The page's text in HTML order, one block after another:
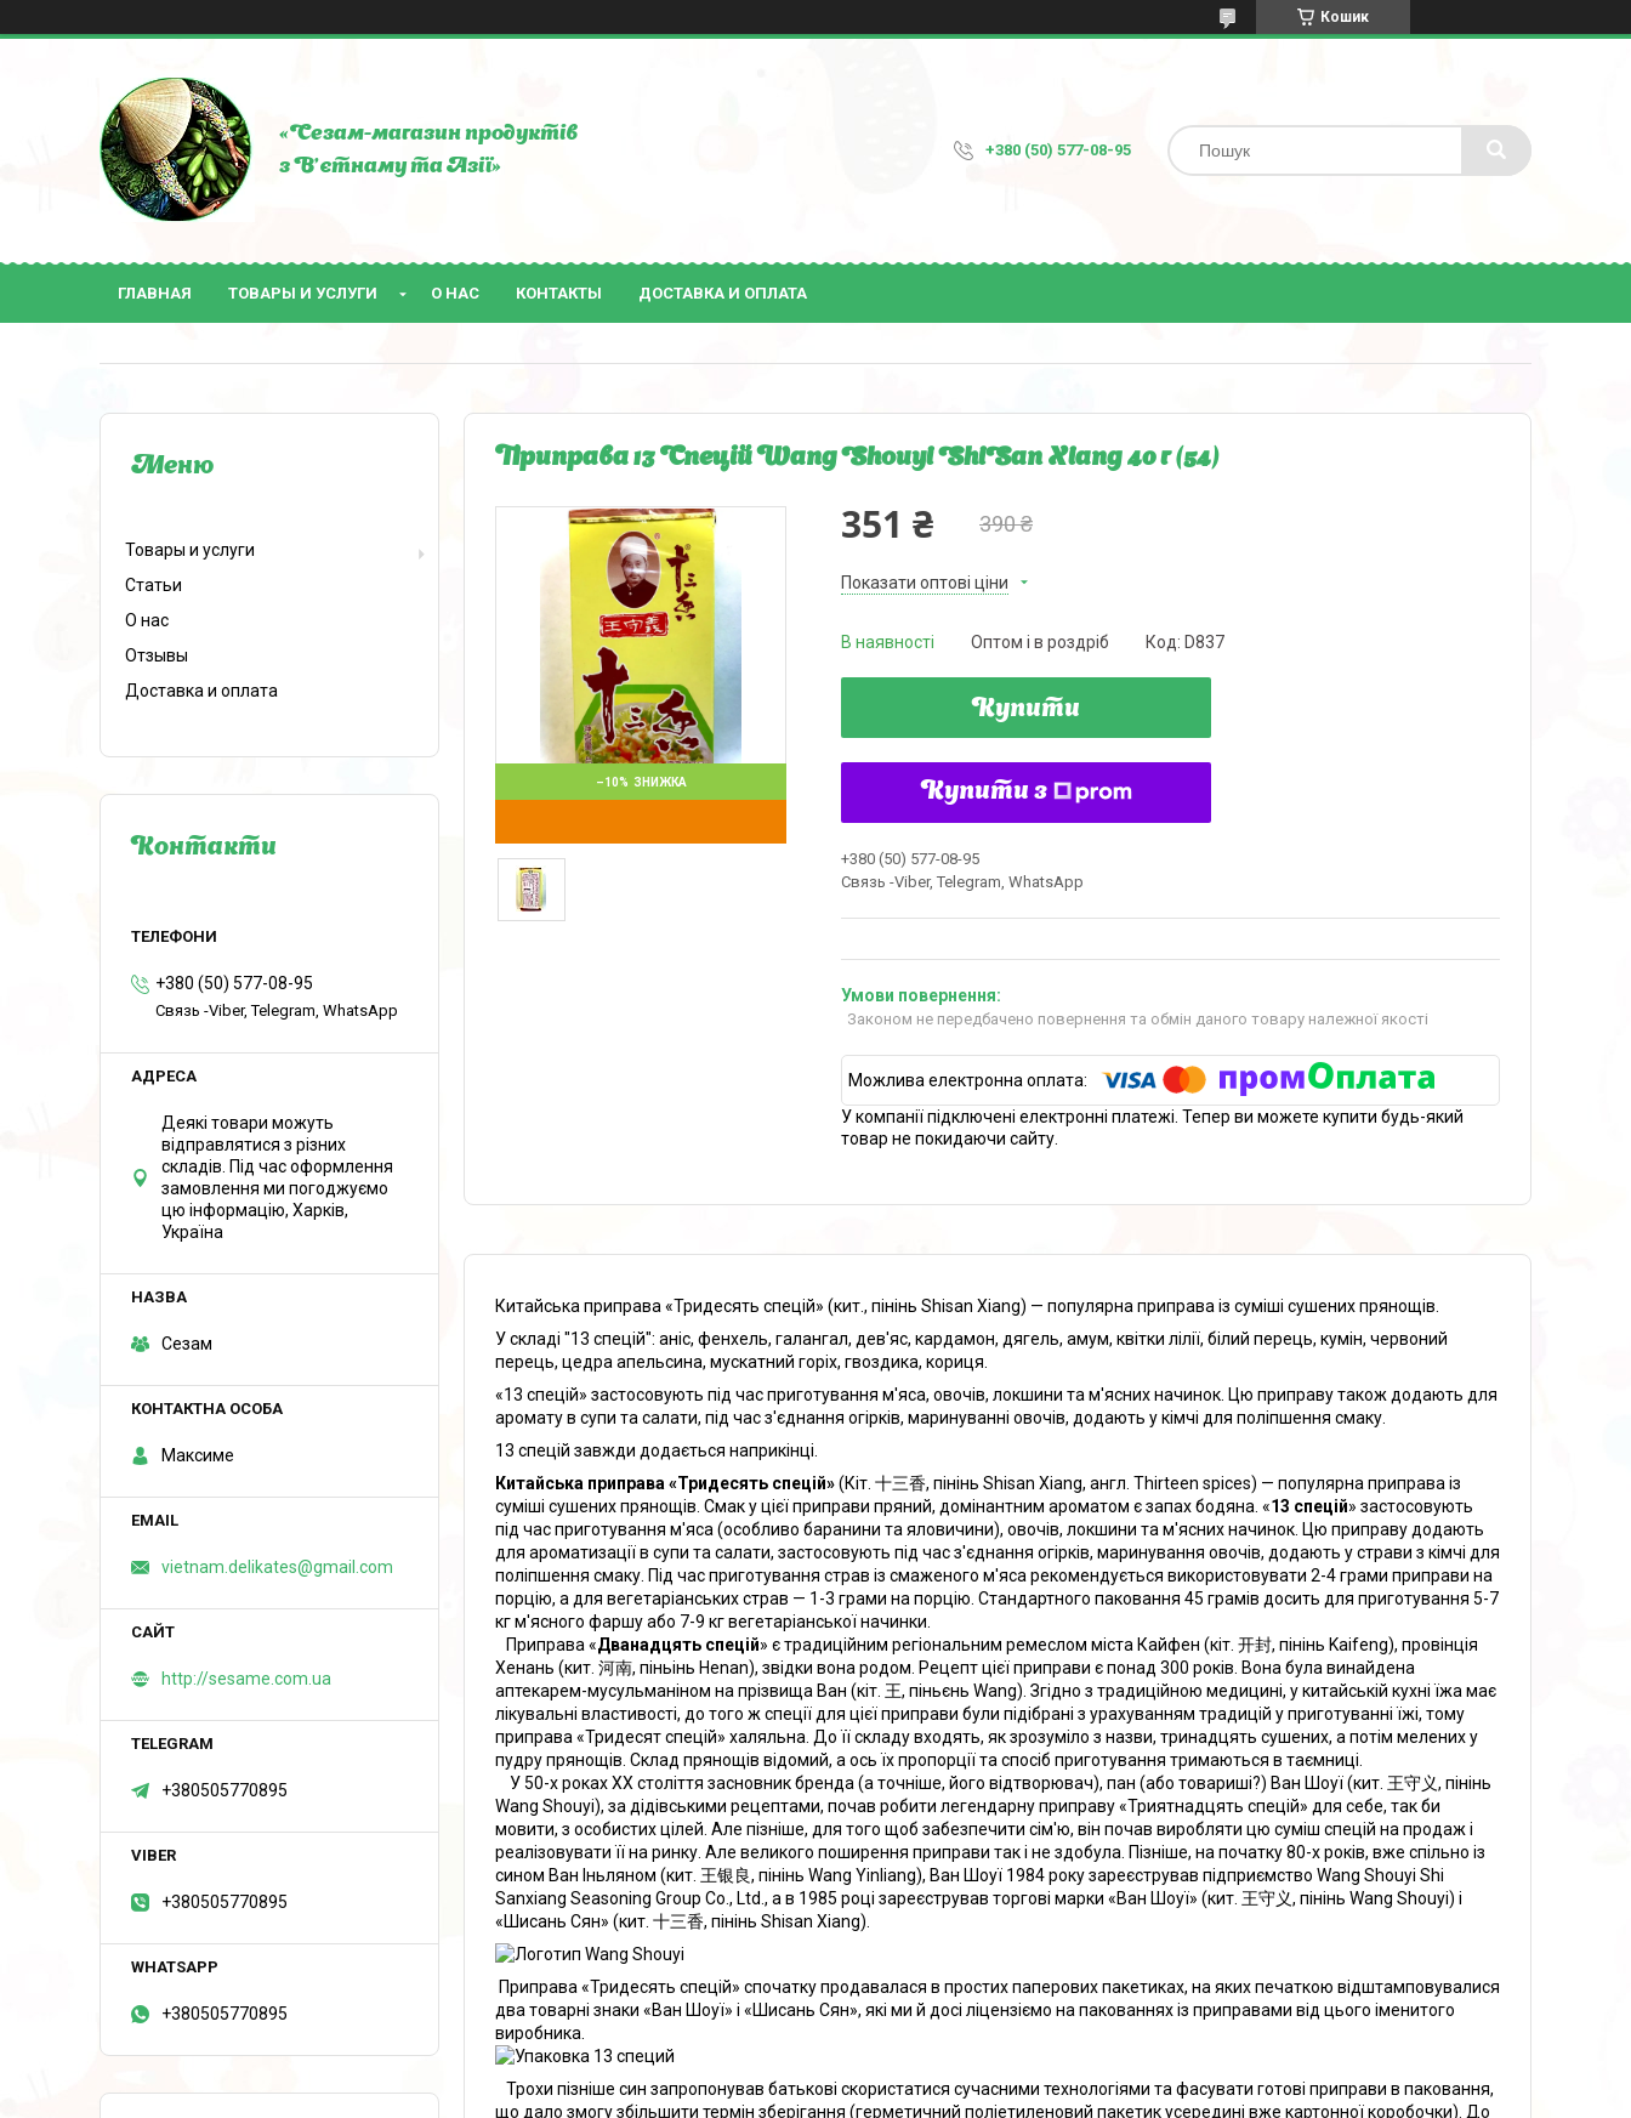
Кошик
«Сезам-магазин продуктів
з В'єтнаму та Азії»
+380 (50) 577-08-95
ГЛАВНАЯ ТОВАРЫ И УСЛУГИ О НАС КОНТАКТЫ ДОСТАВКА И ОПЛАТА
Приправа 13 Спецій Wang Shouyi ShiSan Xiang 40 г (54)
–10%
390 ₴
351 ₴
Показати оптові ціни
В наявності Оптом і в роздріб Код: D837
Купити
Купити з
+380 (50) 577-08-95
Связь -Viber, Telegram, WhatsApp
Законом не передбачено повернення та обмін даного товару належної якості
У компанії підключені електронні платежі. Тепер ви можете купити будь-який
товар не покидаючи сайту.
Китайська приправа «Тридесять спецій» (кит., пінінь Shisan Xiang) — популярна приправа із суміші сушених прянощів.
У складі "13 спецій": аніс, фенхель, галангал, дев'яс, кардамон, дягель, амум, квітки лілії, білий перець, кумін, червоний
перець, цедра апельсина, мускатний горіх, гвоздика, кориця.
«13 спецій» застосовують під час приготування м'яса, овочів, локшини та м'ясних начинок. Цю приправу також додають для
аромату в супи та салати, під час з'єднання огірків, маринуванні овочів, додають у кімчі для поліпшення смаку.
13 спецій завжди додається наприкінці.
Китайська приправа «Тридесять спецій»(Кіт. 十三香, пінінь Shisan Xiang, англ. Thirteen spices) — популярна приправа із
суміші сушених прянощів. Смак у цієї приправи пряний, домінантним ароматом є запах бодяна. «13 спецій» застосовують
під час приготування м'яса (особливо баранини та яловичини), овочів, локшини та м'ясних начинок. Цю приправу додають
для ароматизації в супи та салати, застосовують під час з'єднання огірків, маринування овочів, додають у страви з кімчі для
поліпшення смаку. Під час приготування страв із смаженого м'яса рекомендується використовувати 2-4 грами приправи на
порцію, а для вегетаріанських страв — 1-3 грами на порцію. Стандартного паковання 45 грамів досить для приготування 5-7
кг м'ясного фаршу або 7-9 кг вегетаріанської начинки.
Приправа «Дванадцять спецій» є традиційним регіональним ремеслом міста Кайфен (кіт. 开封, пінінь Kaifeng), провінція
Хенань (кит. 河南, піньінь Henan), звідки вона родом. Рецепт цієї приправи є понад 300 років. Вона була винайдена
аптекарем-мусульманіном на прізвища Ван (кіт. 王, піньєнь Wang). Згідно з традиційною медицині, у китайській кухні їжа має
лікувальні властивості, до того ж спеції для цієї приправи були підібрані з урахуванням традицій у приготуванні їжі, тому
приправа «Тридесят спецій» халяльна. До її складу входять, як зрозуміло з назви, тринадцять сушених, а потім мелених у
пудру прянощів. Склад прянощів відомий, а ось їх пропорції та спосіб приготування тримаються в таємниці.
У 50-х роках ХХ століття засновник бренда (а точніше, його відтворювач), пан (або товариші?) Ван Шоуї (кит. 王守义, пінінь
Wang Shouyi), за дідівськими рецептами, почав робити легендарну приправу «Триятнадцять спецій» для себе, так би
мовити, з особистих цілей. Але пізніше, для того щоб забезпечити сім'ю, він почав виробляти цю суміш спецій на продаж і
реалізовувати її на ринку. Але великого поширення приправи так і не здобула. Пізніше, на початку 80-х років, вже спільно із
сином Ван Іньляном (кит. 王银良, пінінь Wang Yinliang), Ван Шоуї 1984 року зареєстрував підприємство Wang Shouyi Shi
Sanxiang Seasoning Group Co., Ltd., а в 1985 році зареєстрував торгові марки «Ван Шоуї» (кит. 王守义, пінінь Wang Shouyi) і
«Шисань Сян» (кит. 十三香, пінінь Shisan Xiang).
Приправа «Тридесять спецій» спочатку продавалася в простих паперових пакетиках, на яких печаткою відштамповувалися
два товарні знаки «Ван Шоуї» і «Шисань Сян», які ми й досі ліцензіємо на пакованнях із приправами від цього іменитого
виробника.
Трохи пізніше син запропонував батькові скористатися сучасними технологіями та фасувати готові приправи в паковання,
що дало змогу збільшити термін зберігання (герметичний поліетиленовий пакетик усередині вже картонної коробочки). До
Товары и услуги
Статьи
О нас
Отзывы
Доставка и оплата
Контакти
+380 (50) 577-08-95
Связь -Viber, Telegram, WhatsApp
Деякі товари можуть
відправлятися з різних
складів. Під час оформлення
замовлення ми погоджуємо
цю інформацію, Харків,
Україна
Сезам
Максиме
vietnam.delikates@gmail.com
http://sesame.com.ua
+380505770895
+380505770895
+380505770895